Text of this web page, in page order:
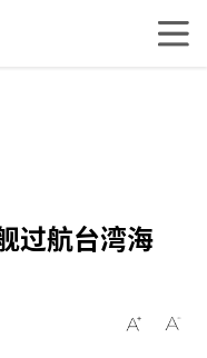
过航台湾海